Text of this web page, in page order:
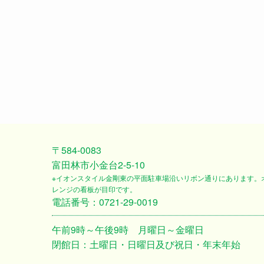
〒584-0083
富田林市小金台2-5-10
※イオンスタイル金剛東の平面駐車場沿いリボン通りにあります。
レンジの看板が目印です。
電話番号：0721-29-0019
午前9時～午後9時 月曜日～金曜日
閉館日：土曜日・日曜日及び祝日・年末年始